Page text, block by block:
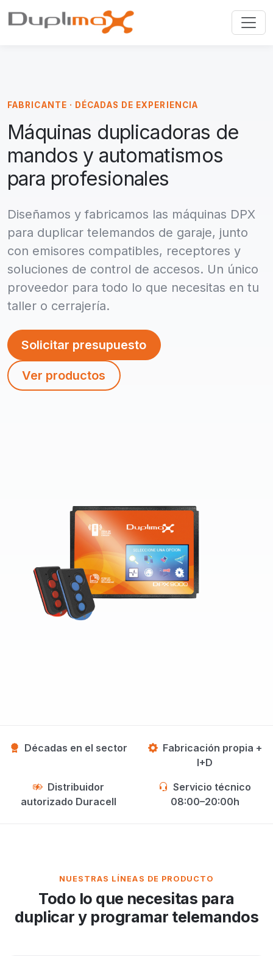
FABRICANTE · DÉCADAS DE EXPERIENCIA
Máquinas duplicadoras de
mandos y automatismos
para profesionales
Diseñamos y fabricamos las máquinas DPX
para duplicar telemandos de garaje, junto
con emisores compatibles, receptores y
soluciones de control de accesos. Un único
proveedor para todo lo que necesitas en tu
taller o cerrajería.
Solicitar presupuesto
Ver productos
Décadas en el sector
Fabricación propia +
I+D
Distribuidor
autorizado Duracell
Servicio técnico
08:00–20:00h
NUESTRAS LÍNEAS DE PRODUCTO
Todo lo que necesitas para
duplicar y programar telemandos